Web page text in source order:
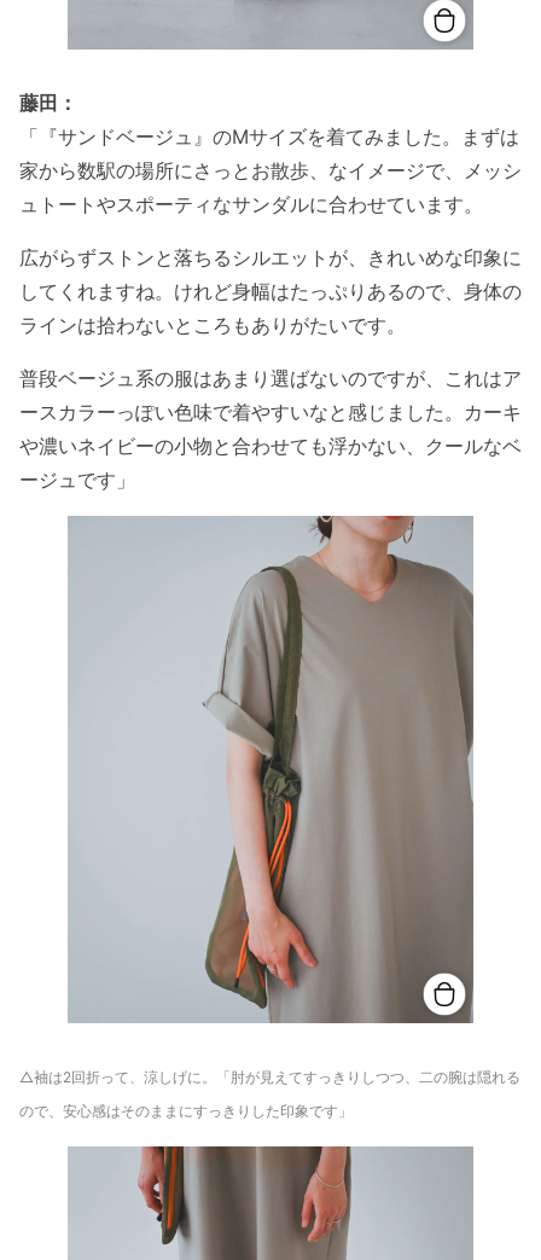
藤田：
「『サンドベージュ』のMサイズを着てみました。まずは
家から数駅の場所にさっとお散歩、なイメージで、メッシ
ュトートやスポーティなサンダルに合わせています。
広がらずストンと落ちるシルエットが、きれいめな印象に
してくれますね。けれど身幅はたっぷりあるので、身体の
ラインは拾わないところもありがたいです。
普段ベージュ系の服はあまり選ばないのですが、これはア
ースカラーっぽい色味で着やすいなと感じました。カーキ
や濃いネイビーの小物と合わせても浮かない、クールなベ
ージュです」
△袖は2回折って、涼しげに。「肘が見えてすっきりしつつ、二の腕は隠れる
ので、安心感はそのままにすっきりした印象です」